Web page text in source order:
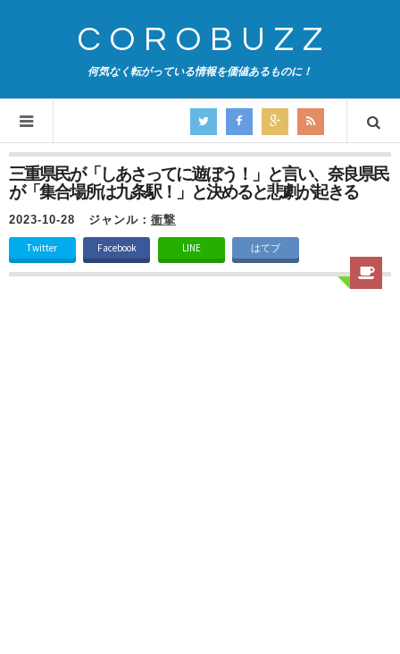
COROBUZZ
何気なく転がっている情報を価値あるものに！
三重県民が「しあさってに遊ぼう！」と言い、奈良県民
が「集合場所は九条駅！」と決めると悲劇が起きる
2023-10-28 ジャンル： 衝撃
Twitter Facebook LINE はてブ